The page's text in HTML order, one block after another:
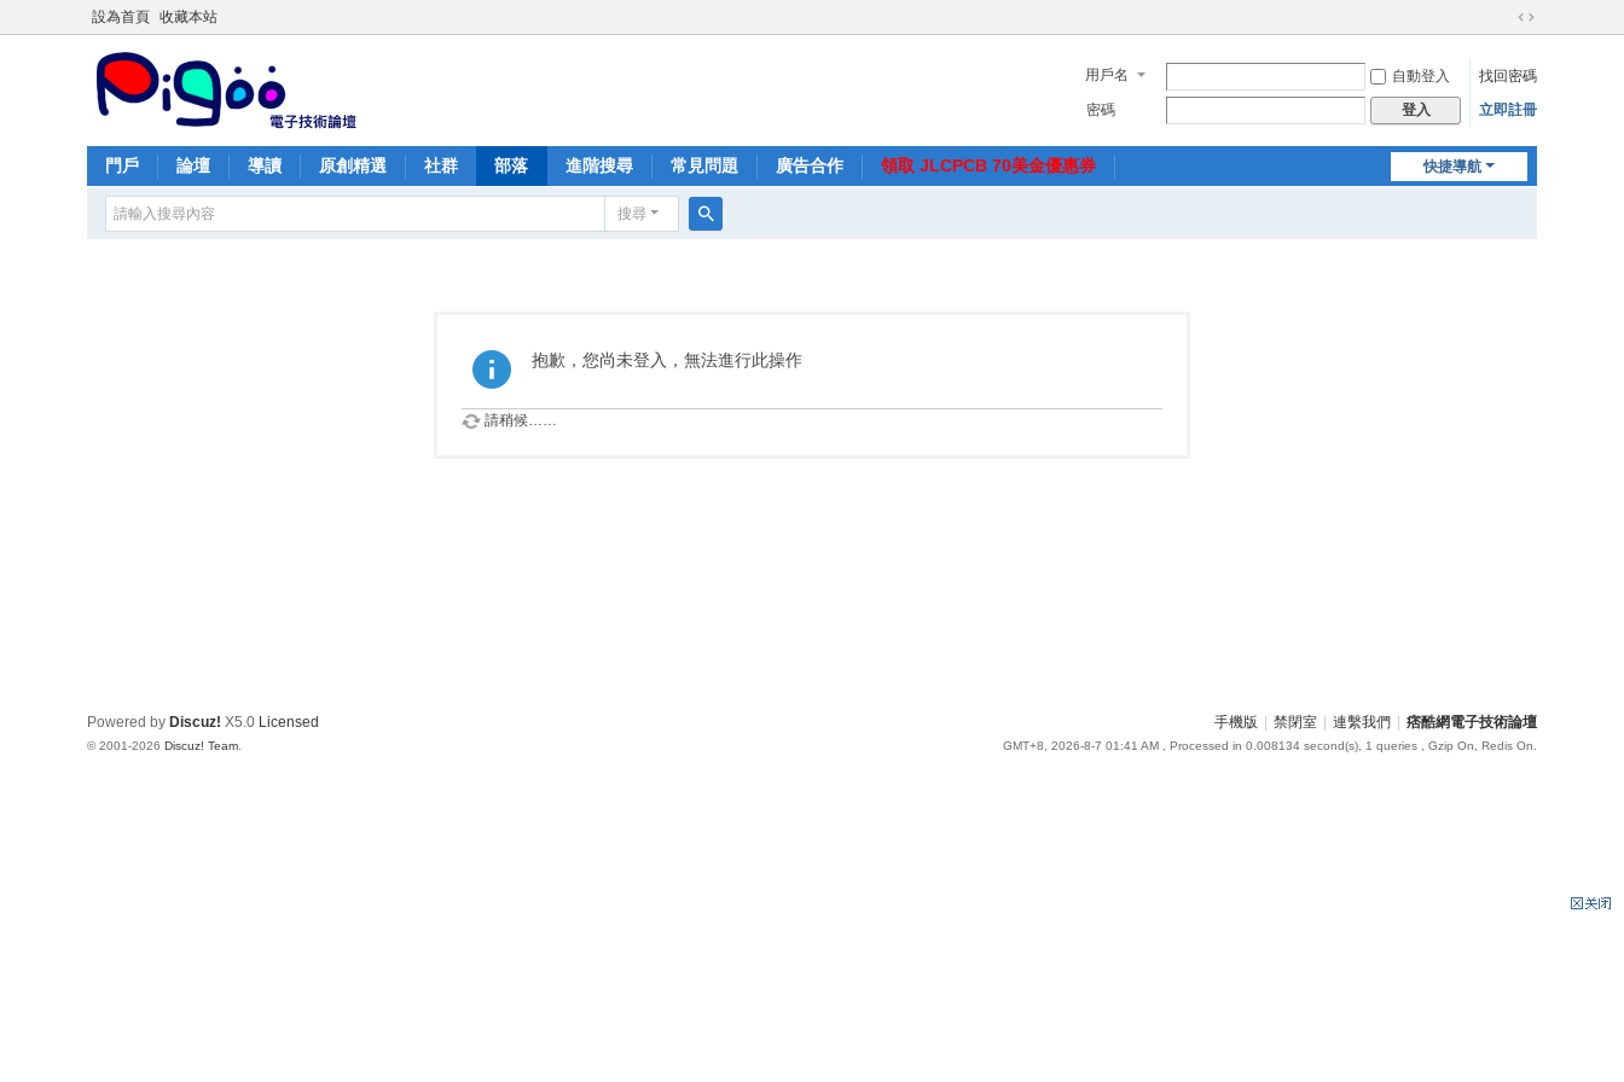
設為首頁 收藏本站
切
到
寬
用戶名 自動登入
找回密碼
密碼
登入 立即註冊
快捷導航
門戶 論壇 導讀 原創精選 社群 部落 進階搜尋 常見問題 廣告合作 領取 JLCPCB 70美金優惠券
搜尋
抱歉，您尚未登入，無法進行此操作
請稍候……
手機版 禁閉室 連繫我們 痞酷網電子技術論壇
GMT+8, 2026-8-7 01:41 AM , Processed in 0.008134 second(s), 1 queries , Gzip On, Redis On.
Powered by Discuz! X5.0 Licensed
© 2001-2026 Discuz! Team